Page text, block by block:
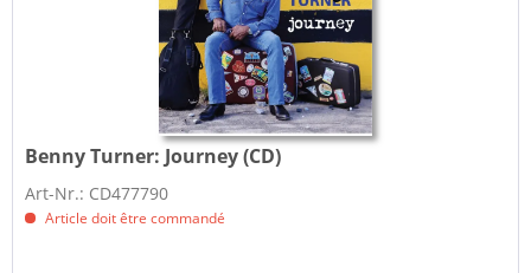
Benny Turner: Journey (CD)
Art-Nr.: CD477790
Article doit être commandé